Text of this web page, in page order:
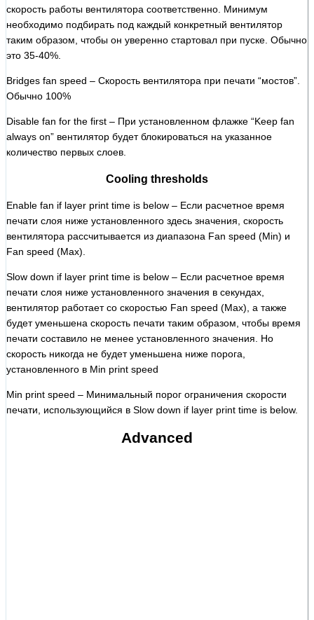
скорость работы вентилятора соответственно. Минимум
необходимо подбирать под каждый конкретный вентилятор
таким образом, чтобы он уверенно стартовал при пуске. Обычно
это 35-40%.
Bridges fan speed – Скорость вентилятора при печати “мостов”.
Обычно 100%
Disable fan for the first – При установленном флажке “Keep fan
always on” вентилятор будет блокироваться на указанное
количество первых слоев.
Cooling thresholds
Enable fan if layer print time is below – Если расчетное время
печати слоя ниже установленного здесь значения, скорость
вентилятора рассчитывается из диапазона Fan speed (Min) и
Fan speed (Max).
Slow down if layer print time is below – Если расчетное время
печати слоя ниже установленного значения в секундах,
вентилятор работает со скоростью Fan speed (Max), а также
будет уменьшена скорость печати таким образом, чтобы время
печати составило не менее установленного значения. Но
скорость никогда не будет уменьшена ниже порога,
установленного в Min print speed
Min print speed – Минимальный порог ограничения скорости
печати, использующийся в Slow down if layer print time is below.
Advanced